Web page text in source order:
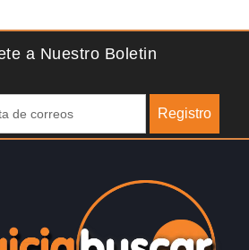
a Nuestro Boletin
Registro